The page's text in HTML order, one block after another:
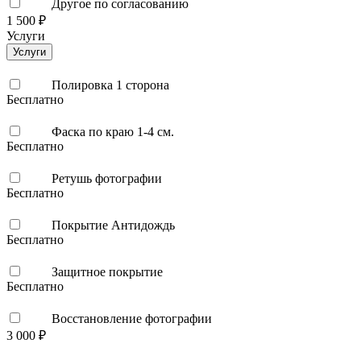
Другое по согласованию
1 500 ₽
Услуги
Услуги
Полировка 1 сторона
Бесплатно
Фаска по краю 1-4 см.
Бесплатно
Ретушь фотографии
Бесплатно
Покрытие Антидождь
Бесплатно
Защитное покрытие
Бесплатно
Восстановление фотографии
3 000 ₽